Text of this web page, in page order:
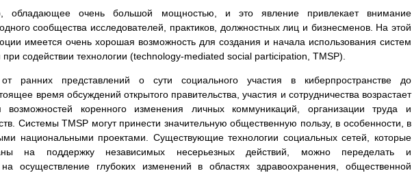
обладающее очень большой мощностью, и это явление привлекает внимание
сообщества исследователей, практиков, должностных лиц и бизнесменов. На этой
имеется очень хорошая возможность для создания и начала использования систем
при содействии технологии (technology-mediated social participation, TMSP).
ранних представлений о сути социального участия в киберпространстве до
время обсуждений открытого правительства, участия и сотрудничества возрастает
возможностей коренного изменения личных коммуникаций, организации труда и
Системы TMSP могут принести значительную общественную пользу, в особенности, в
национальными проектами. Существующие технологии социальных сетей, которые
на поддержку независимых несерьезных действий, можно переделать и
на осуществление глубоких изменений в областях здравоохранения, общественной